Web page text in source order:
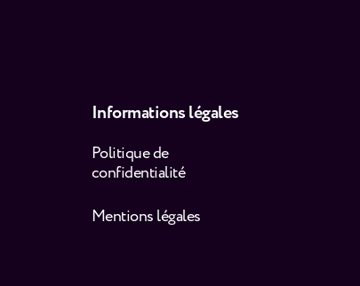
Informations légales
Politique de
confidentialité
Mentions légales